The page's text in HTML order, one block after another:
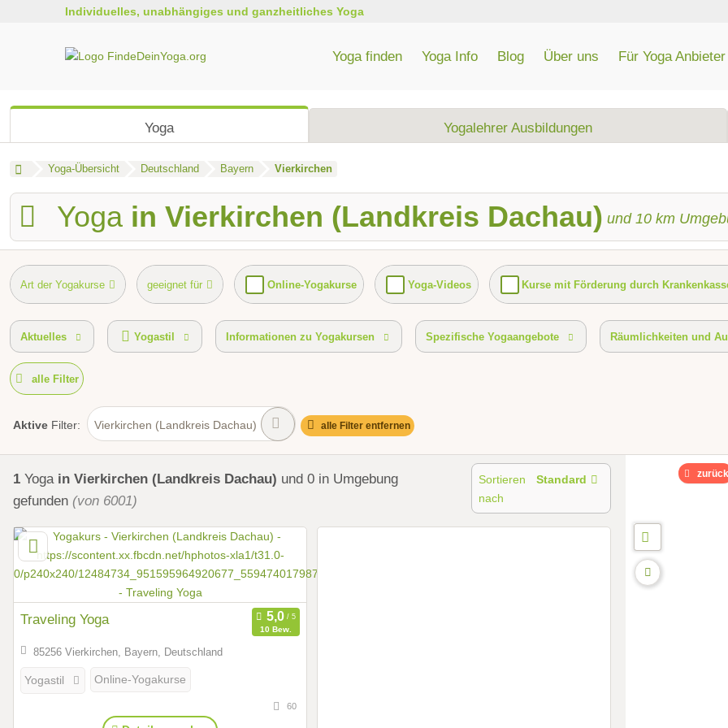
Individuelles, unabhängiges und ganzheitliches Yoga
Yoga finden Yoga Info Blog Über uns Für Yoga Anbieter
Yoga Yogalehrer Ausbildungen
Yoga-Übersicht Deutschland Bayern Vierkirchen
Yoga in Vierkirchen (Landkreis Dachau) und 10 km
Art der Yogakurse geeignet für Online-Yogakurse Yoga-Videos Kurse mit Förderung durch
Kurse für bestimmte Zielgruppen spezielle Yogaangebote Ambiente Ausstattung vorhandenes Yogazubehör
Aktuelles Yogastil Informationen zu Yogakursen Spezifische Yogaangebote Räumlichkeiten und
alle Filter
Aktive Filter: Vierkirchen (Landkreis Dachau) alle Filter entfernen
1 Yoga in Vierkirchen (Landkreis Dachau) und 0 in Umgebung
gefunden (von 6001)
Sortieren
nach
Standard
Traveling Yoga
10 Bew.
85256 Vierkirchen, Bayern, Deutschland
Yogastil Online-Yogakurse
60
zurück